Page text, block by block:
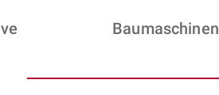
Baumaschinen